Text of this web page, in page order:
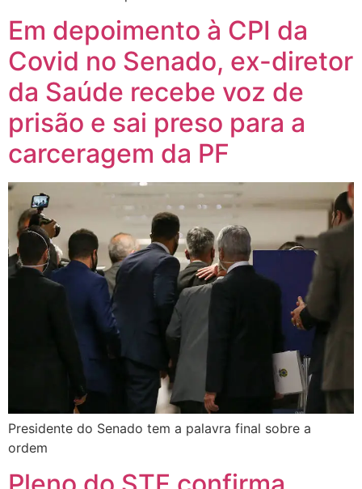
Em depoimento à CPI da
Covid no Senado, ex-diretor
da Saúde recebe voz de
prisão e sai preso para a
carceragem da PF
Presidente do Senado tem a palavra final sobre a
ordem